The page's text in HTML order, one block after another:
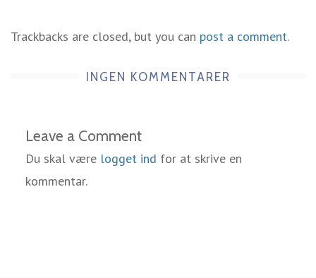
Trackbacks are closed, but you can post a comment.
INGEN KOMMENTARER
Leave a Comment
Du skal være logget ind for at skrive en
kommentar.